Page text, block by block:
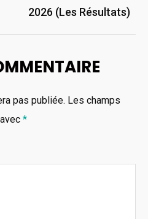
2026 (Les Résultats)
pas publiée. Les champs
*